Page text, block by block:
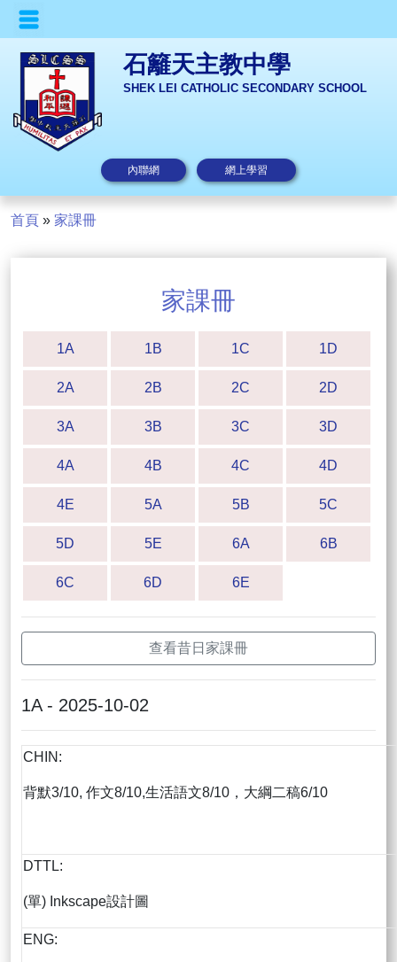
石籬天主教中學
SHEK LEI CATHOLIC SECONDARY SCHOOL
內聯網 網上學習
首頁 » 家課冊
家課冊
1A 1B 1C 1D
2A 2B 2C 2D
3A 3B 3C 3D
4A 4B 4C 4D
4E 5A 5B 5C
5D 5E 6A 6B
6C 6D 6E
查看昔日家課冊
1A - 2025-10-02
CHIN:
背默3/10, 作文8/10,生活語文8/10，大綱二稿6/10
DTTL:
(單) Inkscape設計圖
ENG: